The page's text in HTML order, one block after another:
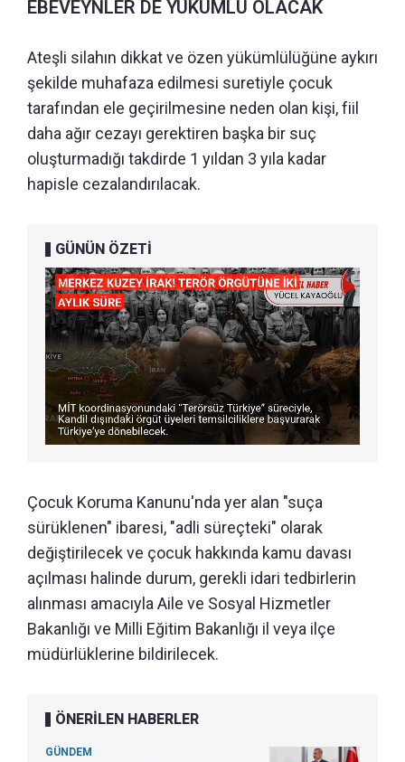
EBEVEYNLER DE YÜKÜMLÜ OLACAK
Ateşli silahın dikkat ve özen yükümlülüğüne aykırı
şekilde muhafaza edilmesi suretiyle çocuk
tarafından ele geçirilmesine neden olan kişi, fiil
daha ağır cezayı gerektiren başka bir suç
oluşturmadığı takdirde 1 yıldan 3 yıla kadar
hapisle cezalandırılacak.
GÜNÜN ÖZETİ
Çocuk Koruma Kanunu'nda yer alan "suça
sürüklenen" ibaresi, "adli süreçteki" olarak
değiştirilecek ve çocuk hakkında kamu davası
açılması halinde durum, gerekli idari tedbirlerin
alınması amacıyla Aile ve Sosyal Hizmetler
Bakanlığı ve Milli Eğitim Bakanlığı il veya ilçe
müdürlüklerine bildirilecek.
ÖNERİLEN HABERLER
GÜNDEM